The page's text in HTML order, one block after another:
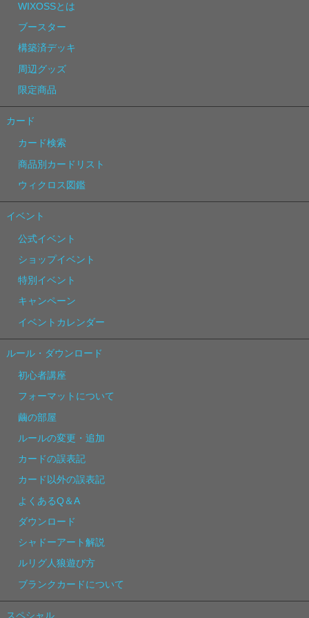
WIXOSSとは
ブースター
構築済デッキ
周辺グッズ
限定商品
カード
カード検索
商品別カードリスト
ウィクロス図鑑
イベント
公式イベント
ショップイベント
特別イベント
キャンペーン
イベントカレンダー
ルール・ダウンロード
初心者講座
フォーマットについて
繭の部屋
ルールの変更・追加
カードの誤表記
カード以外の誤表記
よくあるQ＆A
ダウンロード
シャドーアート解説
ルリグ人狼遊び方
ブランクカードについて
スペシャル